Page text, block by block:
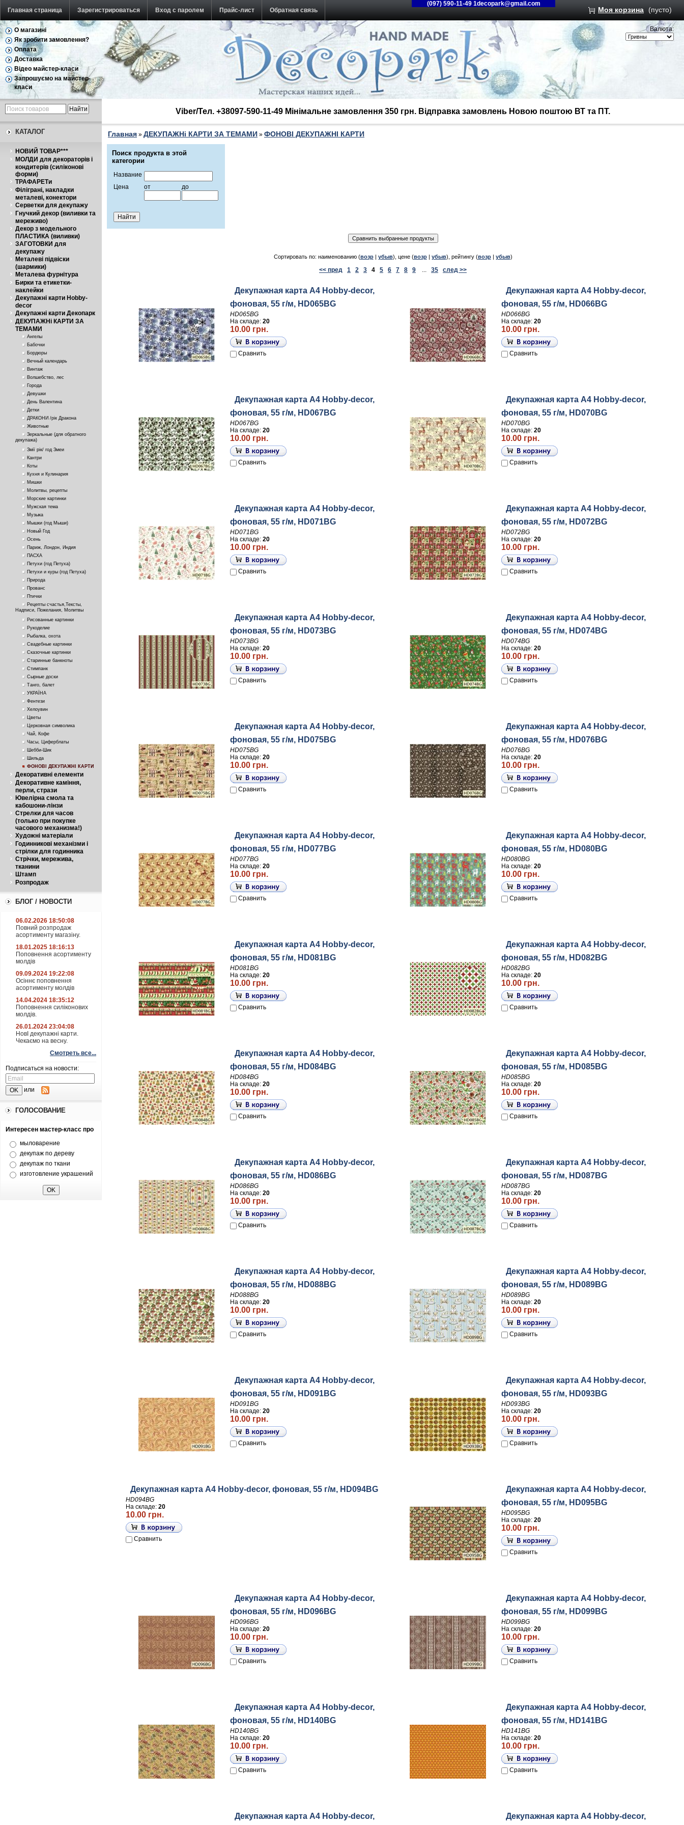
Главная страница Зарегистрироваться Вход с паролем Прайс-лист Обратная связь
(097) 590-11-49 1decopark@gmail.com
Моя корзина (пусто)
О магазині
Як зробити замовлення?
Оплата
Доставка
Відео майстер-класи
Запрошуємо на майстер-
класи
Валюта:
КАТАЛОГ
НОВИЙ ТОВАР***
МОЛДИ для декораторів і
кондитерів (силіконові
форми)
ТРАФАРЕТи
Філіграні, накладки
металеві, конектори
Серветки для декупажу
Гнучкий декор (виливки та
мереживо)
Декор з модельного
ПЛАСТИКА (виливки)
ЗАГОТОВКИ для
декупажу
Металеві підвіски
(шармики)
Металева фурнітура
Бирки та етикетки-
наклейки
Декупажні карти Hobby-
decor
Декупажні карти Декопарк
ДЕКУПАЖНі КАРТИ ЗА
ТЕМАМИ
Ангелы
Бабочки
Бордюры
Вечный календарь
Винтаж
Волшебство, лес
Города
Девушки
День Валентина
Детки
ДРАКОНИ /рік Дракона
Животные
Зеркальные (для обратного
декупажа)
Змії рік/ год Змеи
Кантри
Коты
Кухня и Кулинария
Мишки
Молитвы, рецепты
Морские картинки
Мужская тема
Музыка
Мышки (год Мыши)
Новый Год
Осень
Париж, Лондон, Индия
ПАСХА
Петухи (год Петуха)
Петухи и куры (год Петуха)
Природа
Прованс
Птички
Рецепты счастья,Тексты,
Надписи, Пожелания, Молитвы
Рисованные картинки
Рукоделие
Рыбалка, охота
Свадебные картинки
Сказочные картинки
Старинные банкноты
Стимпанк
Сырные доски
Танго, балет
УКРАЇНА
Фентези
Хелоувин
Цветы
Церковная символика
Чай, Кофе
Часы, Циферблаты
Шебби-Шик
Шильда
ФОНОВІ ДЕКУПАЖНІ КАРТИ
Декоративні елементи
Декоративне каміння,
перли, стрази
Ювелірна смола та
кабошони-лінзи
Стрелки для часов
(только при покупке
часового механизма!)
Художні матеріали
Годинникові механізми і
стрілки для годинника
Стрічки, мережива,
тканини
Штамп
Розпродаж
БЛОГ / НОВОСТИ
06.02.2026 18:50:08
Повний розпродаж
асортименту магазіну.
18.01.2025 18:16:13
Поповнення асортименту
молдів
09.09.2024 19:22:08
Осіннє поповнення
асортименту молдів
14.04.2024 18:35:12
Поповнення силіконових
молдів.
26.01.2024 23:04:08
НовІ декупажні карти.
Чекаємо на весну.
Смотреть все...
Подписаться на новости:
или
ГОЛОСОВАНИЕ
Интересен мастер-класс про
мыловарение
декупаж по дереву
декупаж по ткани
изготовление украшений
Viber/Тел. +38097-590-11-49 Мінімальне замовлення 350 грн. Відправка замовлень Новою поштою ВТ та ПТ.
Главная » ДЕКУПАЖНі КАРТИ ЗА ТЕМАМИ » ФОНОВІ ДЕКУПАЖНІ КАРТИ
Поиск продукта в этой
категории
Название
Цена
от до
Сортировать по: наименованию (возр| убыв), цене (возр| убыв), рейтингу (возр| убыв)
<< пред 1 2 3 4 5 6 7 8 9 ... 35 след >>
Декупажная карта А4 Hobby-decor,
фоновая, 55 г/м, HD065BG
HD065BG
На складе: 20
10.00 грн.
Сравнить
Декупажная карта А4 Hobby-decor,
фоновая, 55 г/м, HD066BG
HD066BG
На складе: 20
10.00 грн.
Сравнить
Декупажная карта А4 Hobby-decor,
фоновая, 55 г/м, HD067BG
HD067BG
На складе: 20
10.00 грн.
Сравнить
Декупажная карта А4 Hobby-decor,
фоновая, 55 г/м, HD070BG
HD070BG
На складе: 20
10.00 грн.
Сравнить
Декупажная карта А4 Hobby-decor,
фоновая, 55 г/м, HD071BG
HD071BG
На складе: 20
10.00 грн.
Сравнить
Декупажная карта А4 Hobby-decor,
фоновая, 55 г/м, HD072BG
HD072BG
На складе: 20
10.00 грн.
Сравнить
Декупажная карта А4 Hobby-decor,
фоновая, 55 г/м, HD073BG
HD073BG
На складе: 20
10.00 грн.
Сравнить
Декупажная карта А4 Hobby-decor,
фоновая, 55 г/м, HD074BG
HD074BG
На складе: 20
10.00 грн.
Сравнить
Декупажная карта А4 Hobby-decor,
фоновая, 55 г/м, HD075BG
HD075BG
На складе: 20
10.00 грн.
Сравнить
Декупажная карта А4 Hobby-decor,
фоновая, 55 г/м, HD076BG
HD076BG
На складе: 20
10.00 грн.
Сравнить
Декупажная карта А4 Hobby-decor,
фоновая, 55 г/м, HD077BG
HD077BG
На складе: 20
10.00 грн.
Сравнить
Декупажная карта А4 Hobby-decor,
фоновая, 55 г/м, HD080BG
HD080BG
На складе: 20
10.00 грн.
Сравнить
Декупажная карта А4 Hobby-decor,
фоновая, 55 г/м, HD081BG
HD081BG
На складе: 20
10.00 грн.
Сравнить
Декупажная карта А4 Hobby-decor,
фоновая, 55 г/м, HD082BG
HD082BG
На складе: 20
10.00 грн.
Сравнить
Декупажная карта А4 Hobby-decor,
фоновая, 55 г/м, HD084BG
HD084BG
На складе: 20
10.00 грн.
Сравнить
Декупажная карта А4 Hobby-decor,
фоновая, 55 г/м, HD085BG
HD085BG
На складе: 20
10.00 грн.
Сравнить
Декупажная карта А4 Hobby-decor,
фоновая, 55 г/м, HD086BG
HD086BG
На складе: 20
10.00 грн.
Сравнить
Декупажная карта А4 Hobby-decor,
фоновая, 55 г/м, HD087BG
HD087BG
На складе: 20
10.00 грн.
Сравнить
Декупажная карта А4 Hobby-decor,
фоновая, 55 г/м, HD088BG
HD088BG
На складе: 20
10.00 грн.
Сравнить
Декупажная карта А4 Hobby-decor,
фоновая, 55 г/м, HD089BG
HD089BG
На складе: 20
10.00 грн.
Сравнить
Декупажная карта А4 Hobby-decor,
фоновая, 55 г/м, HD091BG
HD091BG
На складе: 20
10.00 грн.
Сравнить
Декупажная карта А4 Hobby-decor,
фоновая, 55 г/м, HD093BG
HD093BG
На складе: 20
10.00 грн.
Сравнить
Декупажная карта А4 Hobby-decor, фоновая, 55 г/м, HD094BG
HD094BG
На складе: 20
10.00 грн.
Сравнить
Декупажная карта А4 Hobby-decor,
фоновая, 55 г/м, HD095BG
HD095BG
На складе: 20
10.00 грн.
Сравнить
Декупажная карта А4 Hobby-decor,
фоновая, 55 г/м, HD096BG
HD096BG
На складе: 20
10.00 грн.
Сравнить
Декупажная карта А4 Hobby-decor,
фоновая, 55 г/м, HD099BG
HD099BG
На складе: 20
10.00 грн.
Сравнить
Декупажная карта А4 Hobby-decor,
фоновая, 55 г/м, HD140BG
HD140BG
На складе: 20
10.00 грн.
Сравнить
Декупажная карта А4 Hobby-decor,
фоновая, 55 г/м, HD141BG
HD141BG
На складе: 20
10.00 грн.
Сравнить
Декупажная карта А4 Hobby-decor, Декупажная карта А4 Hobby-decor,